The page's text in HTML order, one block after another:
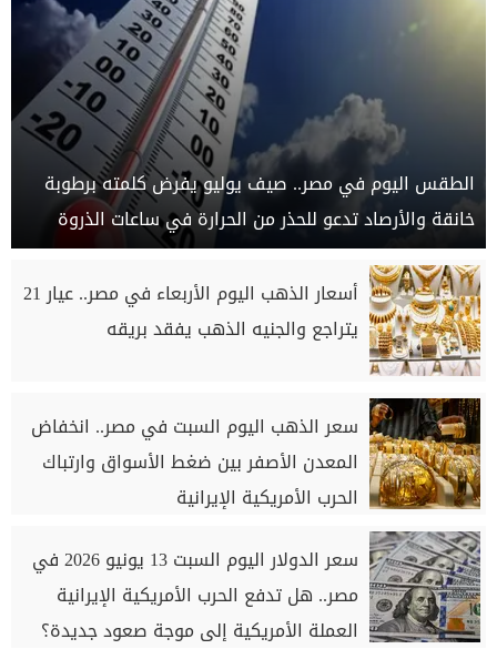
الطقس اليوم في مصر.. صيف يوليو يفرض كلمته برطوبة
خانقة والأرصاد تدعو للحذر من الحرارة في ساعات الذروة
أسعار الذهب اليوم الأربعاء في مصر.. عيار 21
يتراجع والجنيه الذهب يفقد بريقه
سعر الذهب اليوم السبت في مصر.. انخفاض
المعدن الأصفر بين ضغط الأسواق وارتباك
الحرب الأمريكية الإيرانية
سعر الدولار اليوم السبت 13 يونيو 2026 في
مصر.. هل تدفع الحرب الأمريكية الإيرانية
العملة الأمريكية إلى موجة صعود جديدة؟